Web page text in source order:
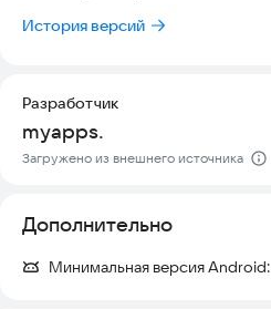
История версий
Разработчик
myapps.
Загружено из внешнего источника
Дополнительно
Минимальная версия Android: